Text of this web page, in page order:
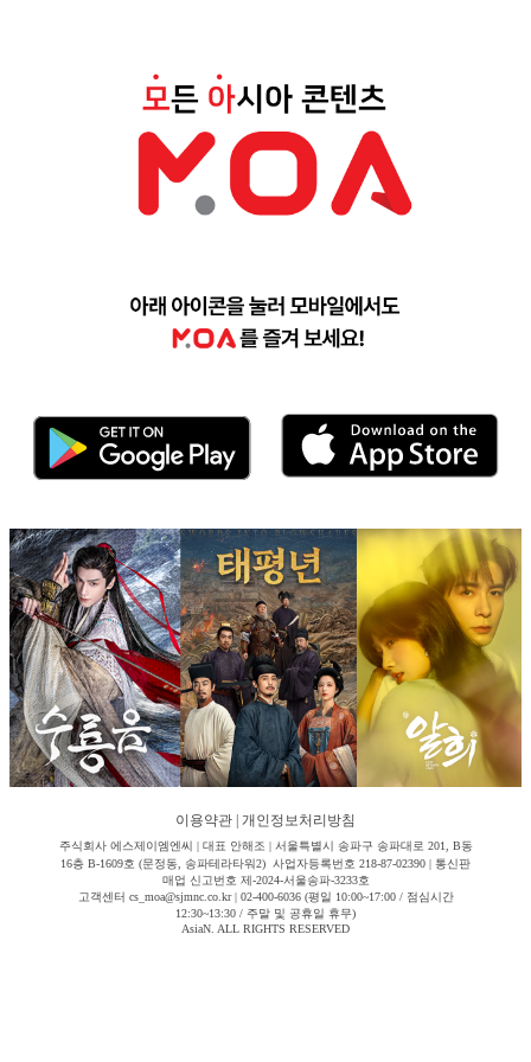
이용약관 개인정보처리방침
주식회사 에스제이엠엔씨 | 대표 안해조 | 서울특별시 송파구 송파대로 201, B동
16층 B-1609호 (문정동, 송파테라타워2) 사업자등록번호 218-87-02390 | 통신판
매업 신고번호 제-2024-서울송파-3233호
고객센터 cs_moa@sjmnc.co.kr | 02-400-6036 (평일 10:00~17:00 / 점심시간
12:30~13:30 / 주말 및 공휴일 휴무)
AsiaN. ALL RIGHTS RESERVED